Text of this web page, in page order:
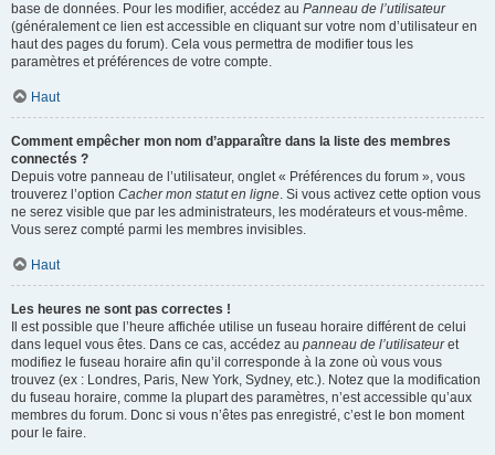
base de données. Pour les modifier, accédez au Panneau de l’utilisateur
(généralement ce lien est accessible en cliquant sur votre nom d’utilisateur en
haut des pages du forum). Cela vous permettra de modifier tous les
paramètres et préférences de votre compte.
Haut
Comment empêcher mon nom d’apparaître dans la liste des membres
connectés ?
Depuis votre panneau de l’utilisateur, onglet « Préférences du forum », vous
trouverez l’option Cacher mon statut en ligne. Si vous activez cette option vous
ne serez visible que par les administrateurs, les modérateurs et vous-même.
Vous serez compté parmi les membres invisibles.
Haut
Les heures ne sont pas correctes !
Il est possible que l’heure affichée utilise un fuseau horaire différent de celui
dans lequel vous êtes. Dans ce cas, accédez au panneau de l’utilisateuret
modifiez le fuseau horaire afin qu’il corresponde à la zone où vous vous
trouvez (ex : Londres, Paris, New York, Sydney, etc.). Notez que la modification
du fuseau horaire, comme la plupart des paramètres, n’est accessible qu’aux
membres du forum. Donc si vous n’êtes pas enregistré, c’est le bon moment
pour le faire.